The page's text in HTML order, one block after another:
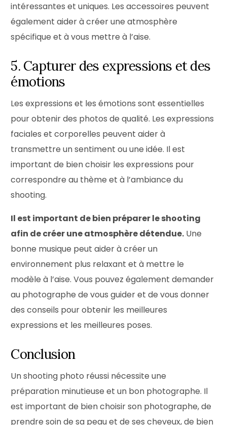
intéressantes et uniques. Les accessoires peuvent
également aider à créer une atmosphère
spécifique et à vous mettre à l’aise.
5. Capturer des expressions et des
émotions
Les expressions et les émotions sont essentielles
pour obtenir des photos de qualité. Les expressions
faciales et corporelles peuvent aider à
transmettre un sentiment ou une idée. Il est
important de bien choisir les expressions pour
correspondre au thème et à l’ambiance du
shooting.
Il est important de bien préparer le shooting
afin de créer une atmosphère détendue. Une
bonne musique peut aider à créer un
environnement plus relaxant et à mettre le
modèle à l’aise. Vous pouvez également demander
au photographe de vous guider et de vous donner
des conseils pour obtenir les meilleures
expressions et les meilleures poses.
Conclusion
Un shooting photo réussi nécessite une
préparation minutieuse et un bon photographe. Il
est important de bien choisir son photographe, de
prendre soin de sa peau et de ses cheveux, de bien